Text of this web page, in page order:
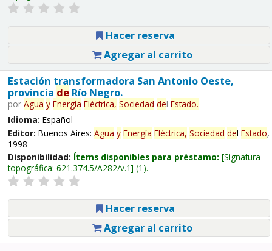
Hacer reserva
Agregar al carrito
Estación transformadora San Antonio Oeste,
provincia deRío Negro.
por Agua y Energía Eléctrica, Sociedad del Estado.
Idioma: Español
Editor: Buenos Aires: Agua y Energía Eléctrica, Sociedad del Estado,
1998
Disponibilidad: Ítems disponibles para préstamo: Signatura
topográfica: 621.374.5/A282/v.1 (1).
Hacer reserva
Agregar al carrito